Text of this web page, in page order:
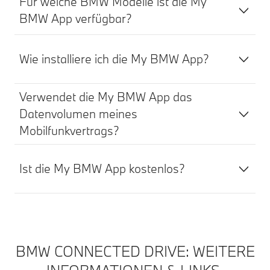
BMW App verfügbar?
Wie installiere ich die My BMW App?
Verwendet die My BMW App das
Datenvolumen meines
Mobilfunkvertrags?
Ist die My BMW App kostenlos?
BMW CONNECTED DRIVE: WEITERE